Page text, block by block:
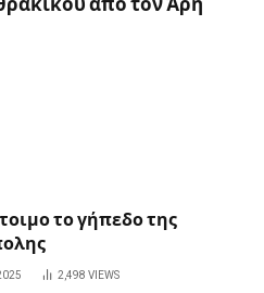
το γήπεδο της
2,498 VIEWS